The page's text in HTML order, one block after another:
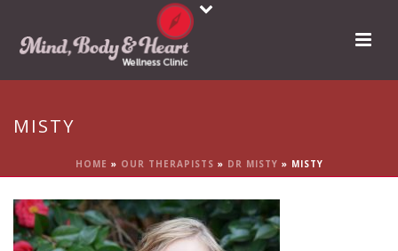
MISTY
HOME » OUR THERAPISTS » DR MISTY » MISTY